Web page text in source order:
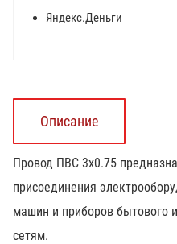
Яндекс.Деньги
Описание
Провод ПВС 3х0.75
присоединения
машин и приборов бытового
сетям.